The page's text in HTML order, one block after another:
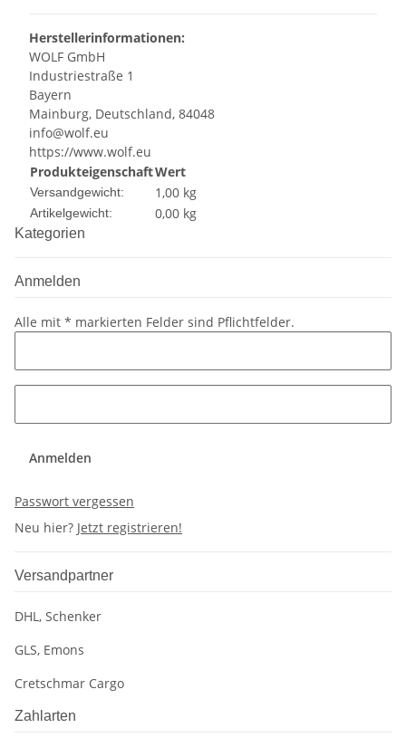
Herstellerinformationen:
WOLF GmbH
Industriestraße 1
Bayern
Mainburg, Deutschland, 84048
info@wolf.eu
https://www.wolf.eu
ProdukteigenschaftWert
Versandgewicht: 1,00 kg
Artikelgewicht: 0,00 kg
Kategorien
Anmelden
Alle mit * markierten Felder sind Pflichtfelder.
Anmelden
Passwort vergessen
Neu hier? Jetzt registrieren!
Versandpartner
DHL, Schenker
GLS, Emons
Cretschmar Cargo
Zahlarten